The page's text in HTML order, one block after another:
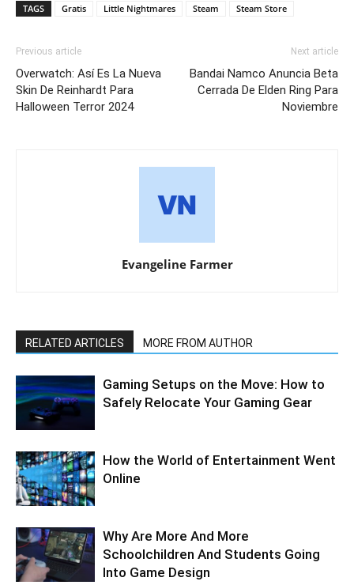
TAGS Gratis Little Nightmares Steam Steam Store
Previous article
Overwatch: Así Es La Nueva
Skin De Reinhardt Para
Halloween Terror 2024
Next article
Bandai Namco Anuncia Beta
Cerrada De Elden Ring Para
Noviembre
Evangeline Farmer
RELATED ARTICLES MORE FROM AUTHOR
Gaming Setups on the Move: How to
Safely Relocate Your Gaming Gear
How the World of Entertainment Went
Online
Why Are More And More
Schoolchildren And Students Going
Into Game Design